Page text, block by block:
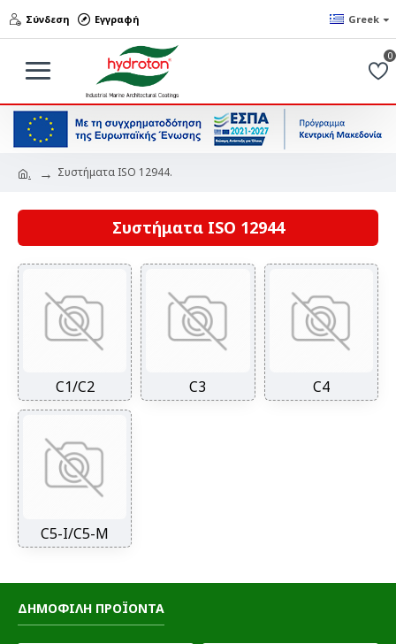
Σύνδεση Εγγραφή Greek
0
. Συστήματα ISO 12944.
Συστήματα ISO 12944
C1/C2 C3 C4
C5-I/C5-M
ΔΗΜΟΦΙΛΗ ΠΡΟΪΟΝΤΑ